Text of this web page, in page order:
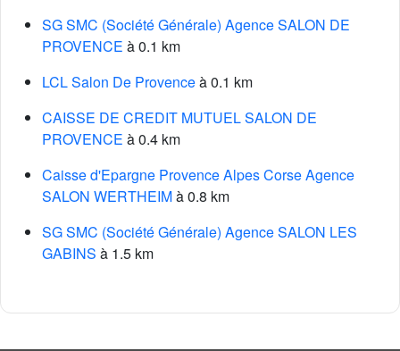
SG SMC (Société Générale) Agence SALON DE
PROVENCE à 0.1 km
LCL Salon De Provenceà 0.1 km
CAISSE DE CREDIT MUTUEL SALON DE
PROVENCE à 0.4 km
Caisse d'Epargne Provence Alpes Corse Agence
SALON WERTHEIMà 0.8 km
SG SMC (Société Générale) Agence SALON LES
GABINS à 1.5 km